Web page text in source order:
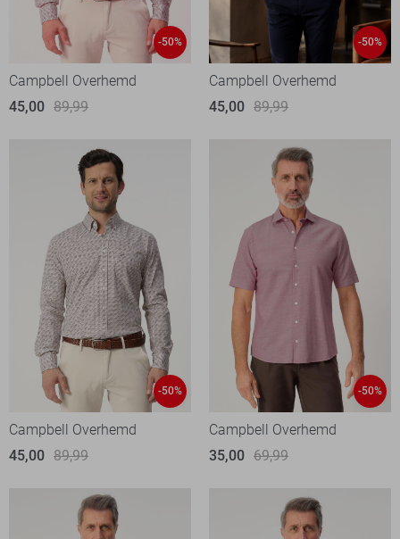
-50%
Campbell Overhemd
45,00 89,99
-50%
Campbell Overhemd
45,00 89,99
-50%
Campbell Overhemd
45,00 89,99
-50%
Campbell Overhemd
35,00 69,99